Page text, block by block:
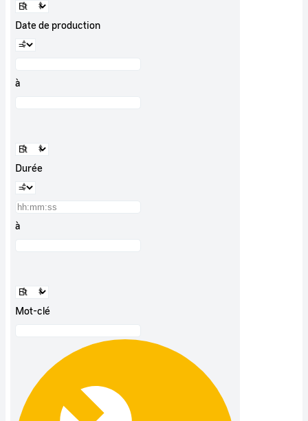
Date de production
à
Durée
à
Mot-clé